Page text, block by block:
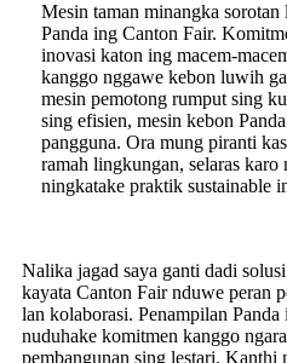
Mesin taman minangka sorotan
Panda ing Canton Fair.
inovasi katon ing macem-
kanggo nggawe kebon luwih
mesin pemotong rumput sing
sing efisien, mesin kebon
pangguna. Ora mung piranti
ramah lingkungan, selaras karo
ningkatake praktik sustainable
Nalika jagad saya ganti dadi
kayata Canton Fair nduwe peran
lan kolaborasi. Penampilan Panda
nuduhake komitmen kanggo
pembangunan sing lestari. Kanthi